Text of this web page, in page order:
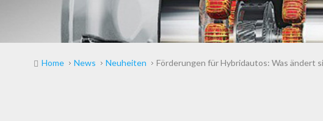
Home News Neuheiten Förderungen für Hybridautos: Was ändert